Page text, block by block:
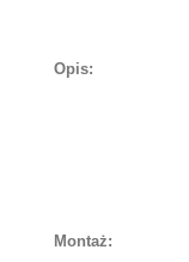
Opis:
Montaż: